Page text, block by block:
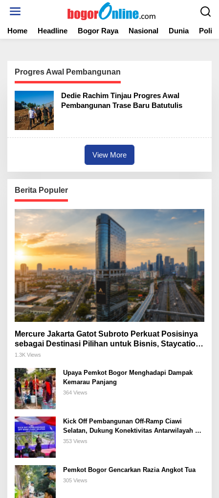
t
Home Headline Bogor Raya Nasional Dunia
Progres Awal Pembangunan
Dedie Rachim Tinjau Progres Awal
Pembangunan Trase Baru Batutulis
View More
Berita Populer
Mercure Jakarta Gatot Subroto Perkuat Posisinya
sebagai Destinasi Pilihan untuk Bisnis, Staycation,
Meeting, dan Kuliner di Jakarta Selatan
1.3K Views
Upaya Pemkot Bogor Menghadapi Dampak
Kemarau Panjang
364 Views
Kick Off Pembangunan Off-Ramp Ciawi
Selatan, Dukung Konektivitas Antarwilayah di
Bogor Selatan
353 Views
Pemkot Bogor Gencarkan Razia Angkot Tua
305 Views